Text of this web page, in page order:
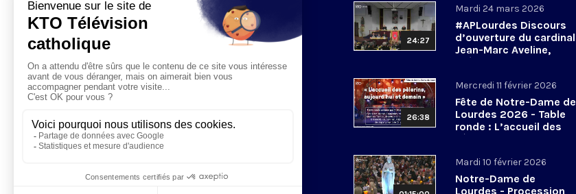
mars 2026
24:27
Mardi 24 mars 2026
#APLourdes Discours
d’ouverture du cardinal
Jean-Marc Aveline,
président de la CEF -
26:38
Mercredi 11 février 2026
Fête de Notre-Dame de
Lourdes 2026 - Table
ronde : L’accueil des
pèlerins, aujourd’hui et
Mardi 10 février 2026
Notre-Dame de
Lourdes - Procession